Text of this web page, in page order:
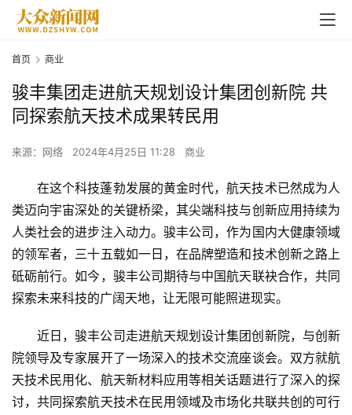
首页 商业
骏丰集团走进航天规划设计集团创新院 共
同探索航天技术成果转民用
来源：网络 2024年4月25日 11:28 商业
在这个科技蓬勃发展的黄金时代，航天技术已然成为人
类迈向宇宙深处的关键桥梁，其尖端科技与创新应用持续为
人类社会的进步注入动力。骏丰公司，作为国内大健康领域
的领军者，三十五载如一日，在品牌塑造和技术创新之路上
砥砺前行。如今，骏丰公司期待与中国航天联袂合作，共同
探索未来科技的广阔天地，让无限可能照进现实。
近日，骏丰公司走进航天规划设计集团创新院，与创新
院领导及专家展开了一场深入的技术交流座谈会。双方就航
天技术民用化、航天新材料应用等相关话题进行了深入的探
讨，共同探索航天技术在民用领域及市场化共联共创的可行